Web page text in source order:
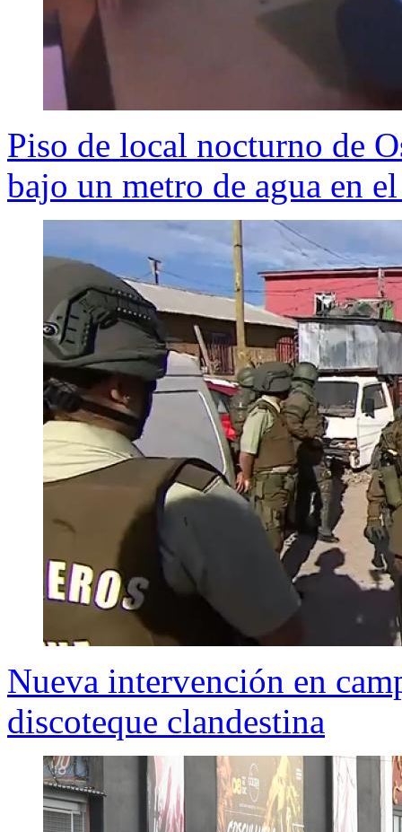
Piso de local nocturno de
bajo un metro de agua en
Nueva intervención en
discoteque clandestina